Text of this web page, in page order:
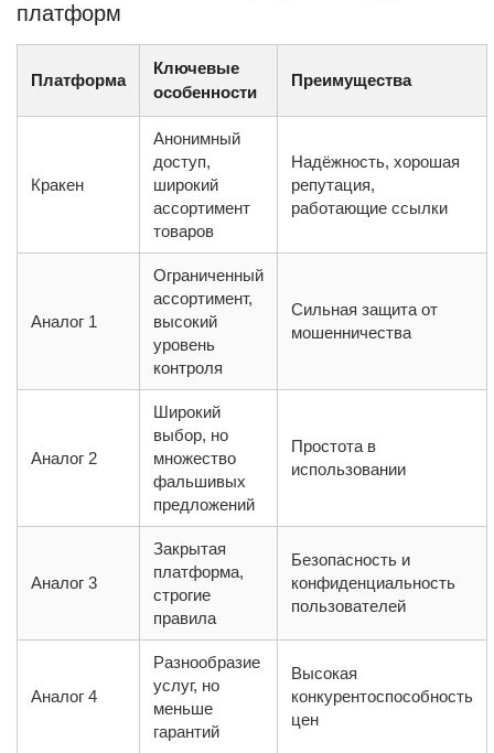
платформ
Платформа
Ключевые
особенности
Преимущества
Кракен
Анонимный
доступ,
широкий
ассортимент
товаров
Надёжность, хорошая
репутация,
работающие ссылки
Аналог 1
Ограниченный
ассортимент,
высокий
уровень
контроля
Сильная защита от
мошенничества
Аналог 2
Широкий
выбор, но
множество
фальшивых
предложений
Простота в
использовании
Аналог 3
Закрытая
платформа,
строгие
правила
Безопасность и
конфиденциальность
пользователей
Аналог 4
Разнообразие
услуг, но
меньше
гарантий
Высокая
конкурентоспособность
цен